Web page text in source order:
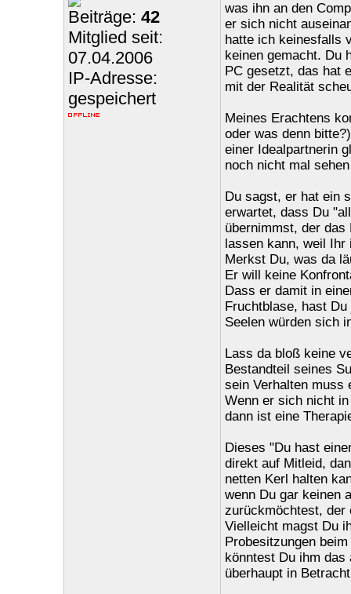
Beiträge: 42
Mitglied seit:
07.04.2006
IP-Adresse:
gespeichert
was ihn an den
er sich nicht
hatte ich keinesfalls
keinen gemacht. Du
PC gesetzt, das hat
mit der Realität
Meines Erachtens
oder was denn
einer Idealpartnerin
noch nicht mal
Du sagst, er hat ein
erwartet, dass Du
übernimmst, der das
lassen kann, weil Ihr
Merkst Du, was da
Er will keine
Dass er damit in
Fruchtblase, hast
Seelen würden sich
Lass da bloß keine
Bestandteil seines
sein Verhalten muss
Wenn er sich nicht
dann ist eine
Dieses "Du hast
direkt auf Mitleid,
netten Kerl halten
wenn Du gar keinen
zurückmöchtest, der
Vielleicht magst Du
Probesitzungen
könntest Du ihm das
überhaupt in